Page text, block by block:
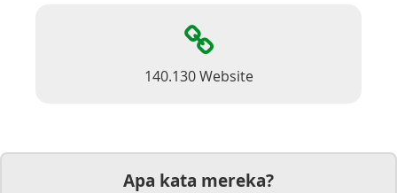
140.130 Website
Apa kata mereka?